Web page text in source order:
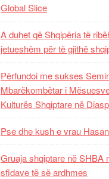
Global Slice
A duhet që Shqipëria të
jetueshëm për të gjithë
Përfundoi me sukses
Mbarëkombëtar i
Kulturës Shqiptare në
Pse dhe kush e vrau
Gruaja shqiptare në SHBA
sfidave të së ardhmes